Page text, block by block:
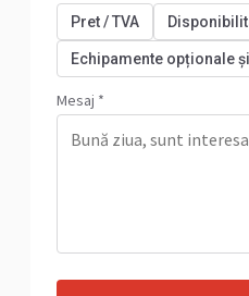
Pret / TVA
Echipamente opționale
Mesaj *